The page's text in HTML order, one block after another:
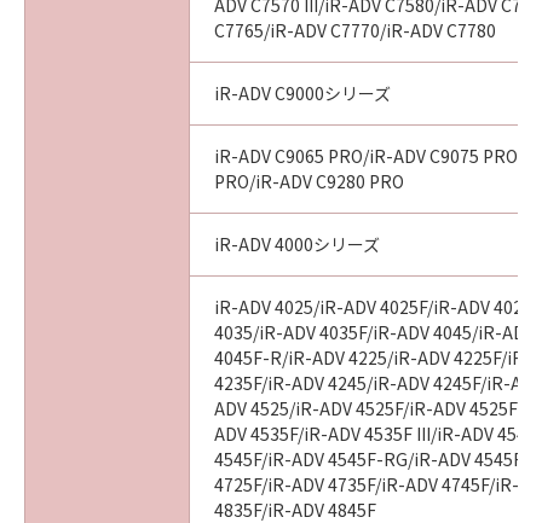
ADV C7570 III/iR-ADV C7580/iR-ADV
C7765/iR-ADV C7770/iR-ADV C7780
iR-ADV C9000シリーズ
iR-ADV C9065 PRO/iR-ADV C9075 PRO/
PRO/iR-ADV C9280 PRO
iR-ADV 4000シリーズ
iR-ADV 4025/iR-ADV 4025F/iR-ADV
4035/iR-ADV 4035F/iR-ADV 4045/iR-ADV
4045F-R/iR-ADV 4225/iR-ADV 4225F/iR-
4235F/iR-ADV 4245/iR-ADV 4245F/iR-
ADV 4525/iR-ADV 4525F/iR-ADV 4525F
ADV 4535F/iR-ADV 4535F III/iR-ADV
4545F/iR-ADV 4545F-RG/iR-ADV 4545F
4725F/iR-ADV 4735F/iR-ADV 4745F/iR-
4835F/iR-ADV 4845F